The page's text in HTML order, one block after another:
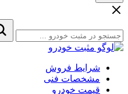
شرایط فروش
مشخصات فنی
قیمت خودرو